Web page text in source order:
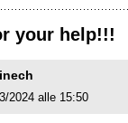
your help!!!
2024 alle 15:50